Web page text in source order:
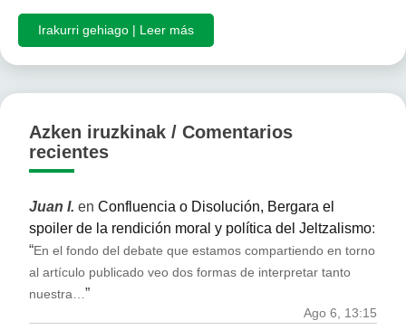
Irakurri gehiago | Leer más
Azken iruzkinak / Comentarios
recientes
Juan I. en Confluencia o Disolución, Bergara el
spoiler de la rendición moral y política del Jeltzalismo:
“En el fondo del debate que estamos compartiendo en torno
al artículo publicado veo dos formas de interpretar tanto
nuestra…”
Ago 6, 13:15